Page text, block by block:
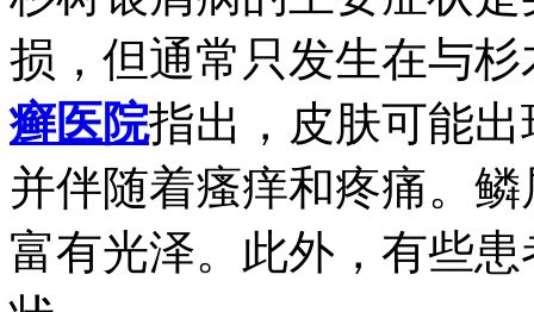
损，但通常只发生在与
癣医院指出，皮肤可能
并伴随着瘙痒和疼痛。
富有光泽。此外，有些